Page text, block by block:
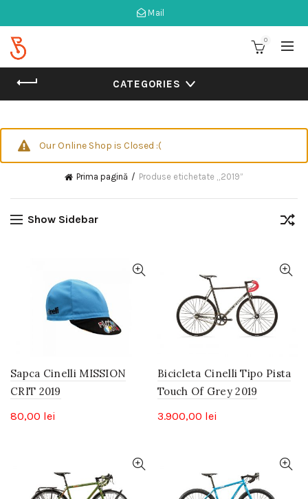
Mail
0
CATEGORIES
Our Online Shop is Closed :(
Prima pagină Produse etichetate „2019”
Show Sidebar
Sapca Cinelli MISSION
CRIT 2019
80,00 lei
Bicicleta Cinelli Tipo Pista
Touch Of Grey 2019
3.900,00 lei